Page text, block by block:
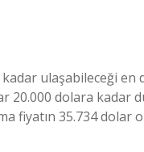
ulaşabileceği
20.000 dolara
fiyatın 35.734 dolar